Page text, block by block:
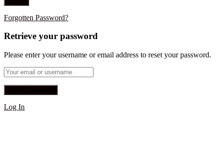
Forgotten Password?
Retrieve your password
Please enter your username or email address to reset your password.
Log In